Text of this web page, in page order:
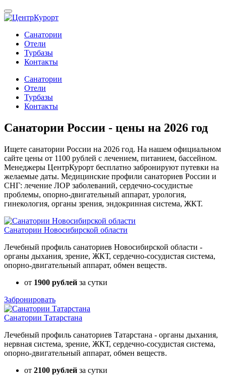
Санатории
Отели
Турбазы
Контакты
Санатории
Отели
Турбазы
Контакты
Санатории России - цены на 2026 год
Ищете санатории России на 2026 год. На нашем официальном
сайте цены от 1100 рублей с лечением, питанием, бассейном.
Менеджеры ЦентрКурорт бесплатно забронируют путевки на
желаемые даты. Медицинские профили санаториев России и
СНГ: лечение ЛОР заболеваний, сердечно-сосудистые
проблемы, опорно-двигательный аппарат, урология,
гинекология, органы зрения, эндокринная система, ЖКТ.
Санатории Новосибирской области
Лечебный профиль санаториев Новосибирской области -
органы дыхания, зрение, ЖКТ, сердечно-сосудистая система,
опорно-двигательный аппарат, обмен веществ.
от 1900 рублей за сутки
Забронировать
Санатории Татарстана
Лечебный профиль санаториев Татарстана - органы дыхания,
нервная система, зрение, ЖКТ, сердечно-сосудистая система,
опорно-двигательный аппарат, обмен веществ.
от 2100 рублей за сутки